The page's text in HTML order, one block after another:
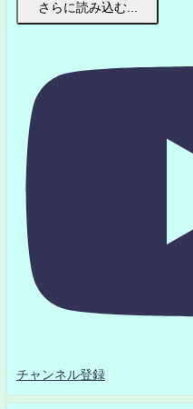
さらに読み込む...
チャンネル登録